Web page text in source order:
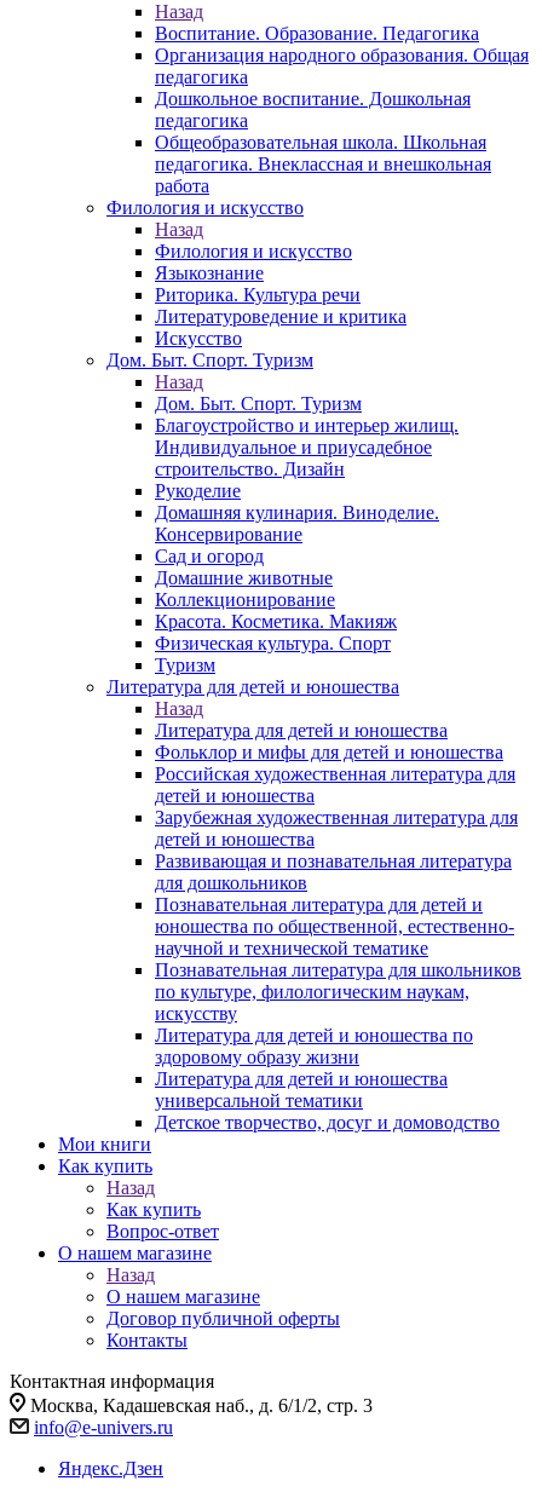
Назад
Воспитание. Образование. Педагогика
Организация народного образования. Общая
педагогика
Дошкольное воспитание. Дошкольная
педагогика
Общеобразовательная школа. Школьная
педагогика. Внеклассная и внешкольная
работа
Филология и искусство
Назад
Филология и искусство
Языкознание
Риторика. Культура речи
Литературоведение и критика
Искусство
Дом. Быт. Спорт. Туризм
Назад
Дом. Быт. Спорт. Туризм
Благоустройство и интерьер жилищ.
Индивидуальное и приусадебное
строительство. Дизайн
Рукоделие
Домашняя кулинария. Виноделие.
Консервирование
Сад и огород
Домашние животные
Коллекционирование
Красота. Косметика. Макияж
Физическая культура. Спорт
Туризм
Литература для детей и юношества
Назад
Литература для детей и юношества
Фольклор и мифы для детей и юношества
Российская художественная литература для
детей и юношества
Зарубежная художественная литература для
детей и юношества
Развивающая и познавательная литература
для дошкольников
Познавательная литература для детей и
юношества по общественной, естественно-
научной и технической тематике
Познавательная литература для школьников
по культуре, филологическим наукам,
искусству
Литература для детей и юношества по
здоровому образу жизни
Литература для детей и юношества
универсальной тематики
Детское творчество, досуг и домоводство
Мои книги
Как купить
Назад
Как купить
Вопрос-ответ
О нашем магазине
Назад
О нашем магазине
Договор публичной оферты
Контакты
Контактная информация
Москва, Кадашевская наб., д. 6/1/2, стр. 3
info@e-univers.ru
Яндекс.Дзен